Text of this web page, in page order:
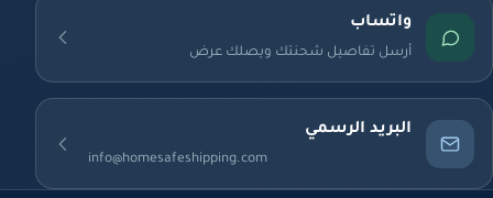
واتساب
أرسل تفاصيل شحنتك ويصلك عرض
البريد الرسمي
info@homesafeshipping.com